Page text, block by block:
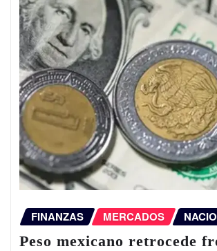
FINANZAS MERCADOS
Peso mexicano retrocede